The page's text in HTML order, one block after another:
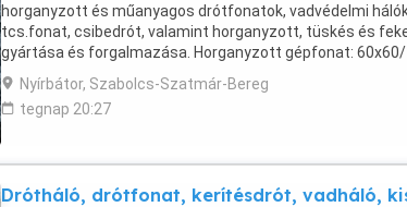
horganyzott és műanyagos drótfonatok, vadvédelmi
tcs.fonat, csibedrót, valamint horganyzott, tüskés és
gyártása és forgalmazása. Horganyzott gépfonat:
Dróthálók Csibehálók Huzalok, tüskésdrót eladó. ...
Nyírbátor, Szabolcs-Szatmár-Bereg
tegnap 20:27
Drótháló, drótfonat, kerítésdrót, vadháló,